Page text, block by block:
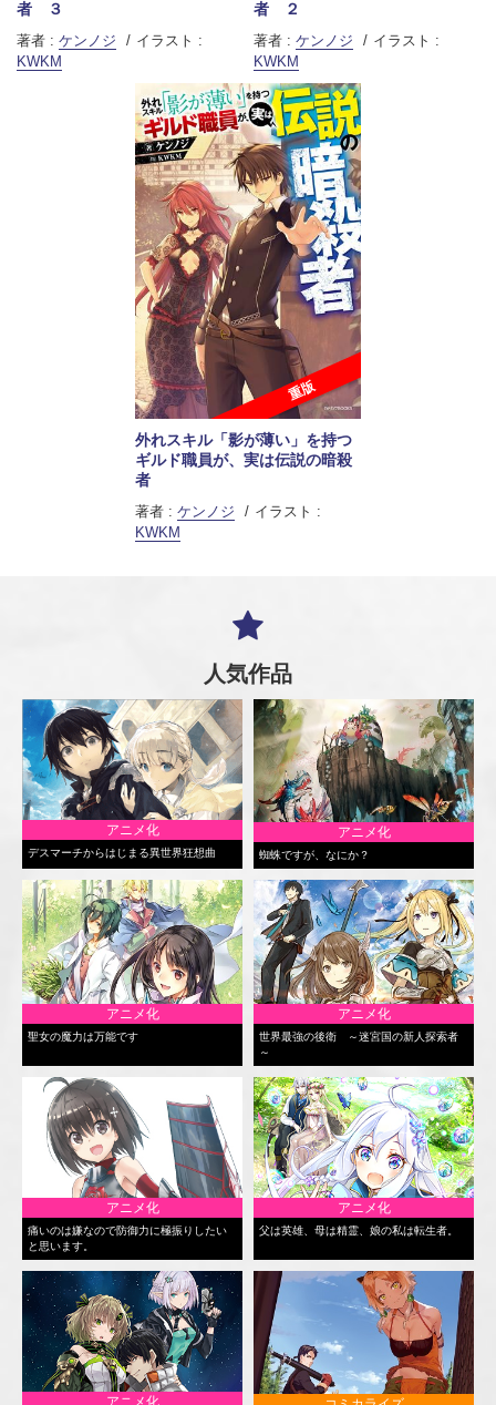
者 ３
著者 : ケンノジ
イラスト :
KWKM
者 ２
著者 : ケンノジ
イラスト :
KWKM
重版
外れスキル「影が薄い」を持つ
ギルド職員が、実は伝説の暗殺
者
著者 : ケンノジ
イラスト :
KWKM
人気作品
アニメ化
デスマーチからはじまる異世界狂想曲
アニメ化
蜘蛛ですが、なにか？
アニメ化
聖女の魔力は万能です
アニメ化
世界最強の後衛 ～迷宮国の新人探索者
～
アニメ化
痛いのは嫌なので防御力に極振りしたい
と思います。
アニメ化
父は英雄、母は精霊、娘の私は転生者。
アニメ化